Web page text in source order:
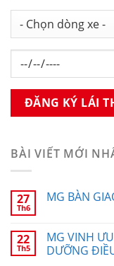
BÀI VIẾT MỚI
27
Th6
MG BÀN
22
Th5
MG VINH
DƯỠNG